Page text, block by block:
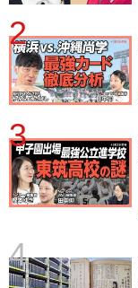
2
3
4